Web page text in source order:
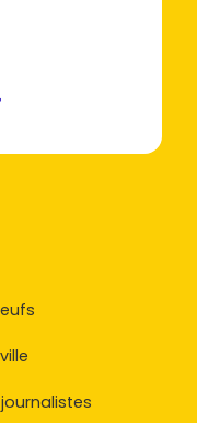
En prime, tu
à cibler
micro-secteurs
dans le
église
au quotidien, neuf
extérieurs, neuf
: parfait pour les